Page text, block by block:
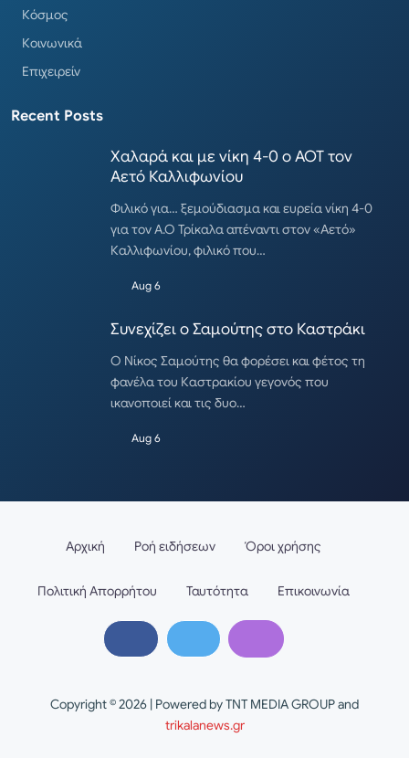
Κόσμος
Κοινωνικά
Επιχειρείν
Recent Posts
Χαλαρά και με νίκη 4-0 ο ΑΟΤ τον
Αετό Καλλιφωνίου
Φιλικό για… ξεμούδιασμα και ευρεία νίκη 4-0
για τον Α.Ο Τρίκαλα απέναντι στον «Αετό»
Καλλιφωνίου, φιλικό που…
Aug 6
Συνεχίζει ο Σαμούτης στο Καστράκι
Ο Νίκος Σαμούτης θα φορέσει και φέτος τη
φανέλα του Καστρακίου γεγονός που
ικανοποιεί και τις δυο…
Aug 6
Copyright © 2026 | Powered by TNT MEDIA GROUP and
trikalanews.gr
Αρχική Ροή ειδήσεων Όροι χρήσης
Πολιτική Απορρήτου Ταυτότητα Επικοινωνία